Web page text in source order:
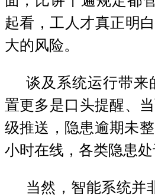
起看，工人才真正明
大的风险。
谈及系统运行带来
置更多是口头提醒、
级推送，隐患逾期未
小时在线，各类隐患
当然，智能系统并